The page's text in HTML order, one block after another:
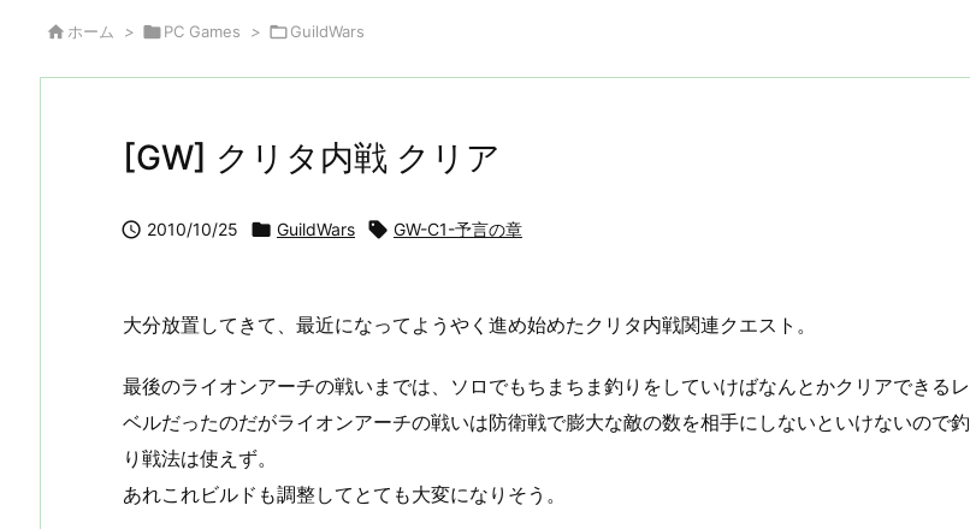
 ホーム > PC Games > GuildWars
[GW] クリタ内戦 クリア
 2010/10/25  GuildWars  GW-C1-予言の章
大分放置してきて、最近になってようやく進め始めたクリタ内戦関連クエスト。
最後のライオンアーチの戦いまでは、ソロでもちまちま釣りをしていけばなんとかクリアできるレ
ベルだったのだがライオンアーチの戦いは防衛戦で膨大な敵の数を相手にしないといけないので釣
り戦法は使えず。
あれこれビルドも調整してとても大変になりそう。